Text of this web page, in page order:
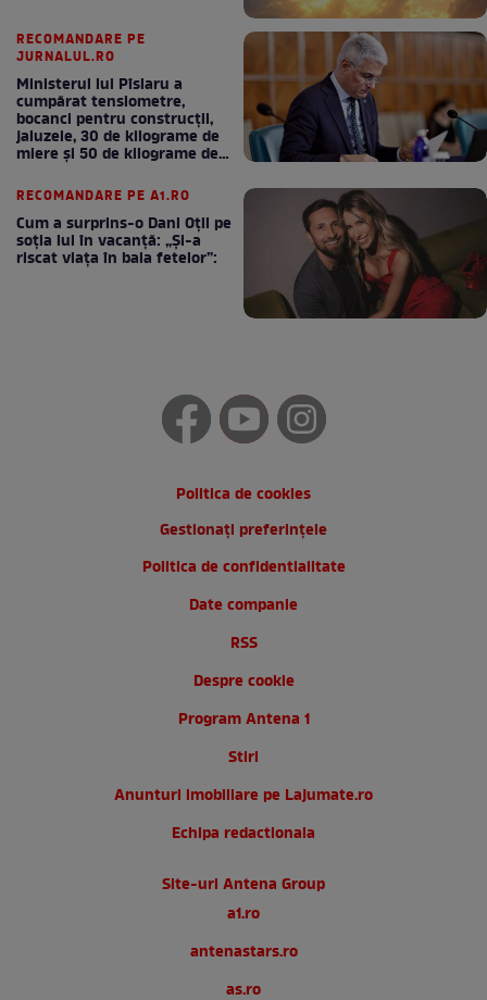
RECOMANDARE PE
JURNALUL.RO
Ministerul lui Pîslaru a
cumpărat tensiometre,
bocanci pentru construcții,
jaluzele, 30 de kilograme de
miere și 50 de kilograme de
RECOMANDARE PE A1.RO
Cum a surprins-o Dani Oțil pe
soția lui în vacanță: „Și-a
riscat viața în baia fetelor”:
Politica de cookies
Gestionați preferințele
Politica de confidentialitate
Date companie
RSS
Despre cookie
Program Antena 1
Stiri
Anunturi imobiliare pe Lajumate.ro
Echipa redactionala
Site-uri Antena Group
a1.ro
antenastars.ro
as.ro